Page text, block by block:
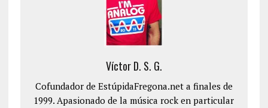
Víctor D. S. G.
Cofundador de EstúpidaFregona.net a finales de
1999. Apasionado de la música rock en particular